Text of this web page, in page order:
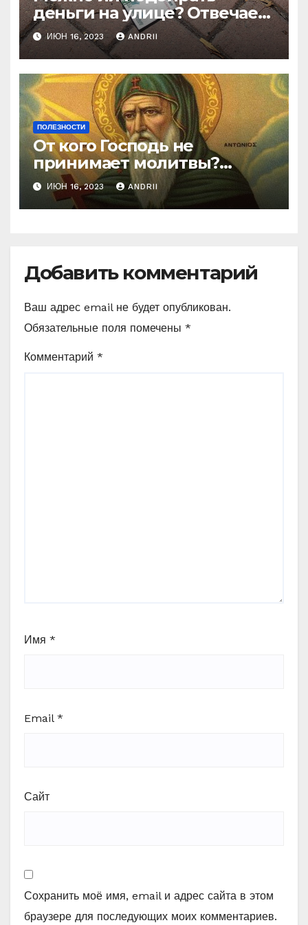
деньги на улице? Отвечает
батюшка
ИЮН 16, 2023 ANDRII
ПОЛЕЗНОСТИ
От кого Господь не
принимает молитвы?
Неожиданные слова
Ефрема Сирина
ИЮН 16, 2023 ANDRII
Добавить комментарий
Ваш адрес email не будет опубликован.
Обязательные поля помечены *
Комментарий *
Имя *
Email *
Сайт
Сохранить моё имя, email и адрес сайта в этом
браузере для последующих моих комментариев.